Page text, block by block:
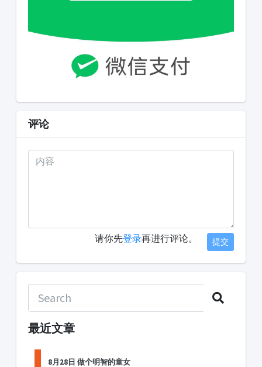
评论
请你先登录再进行评论。 提交
最近文章
8月28日 做个明智的童女